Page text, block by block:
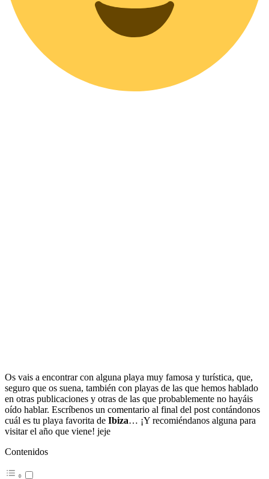
Os vais a encontrar con alguna playa muy famosa y turística, que,
seguro que os suena, también con playas de las que hemos hablado
en otras publicaciones y otras de las que probablemente no hayáis
oído hablar. Escríbenos un comentario al final del post contándonos
cuál es tu playa favorita de Ibiza… ¡Y recomiéndanos alguna para
visitar el año que viene! jeje
Contenidos